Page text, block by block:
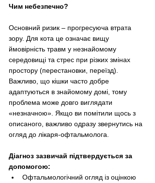
Чим небезпечно?
Основний ризик – прогресуюча втрата
зору. Для кота це означає вищу
ймовірність травм у незнайомому
середовищі та стрес при різких змінах
простору (перестановки, переїзд).
Важливо, що кішки часто добре
адаптуються в знайомому домі, тому
проблема може довго виглядати
«незначною». Якщо ви помітили щось з
описаного, важливо одразу звернутись на
огляд до лікаря-офтальмолога.
Діагноз зазвичай підтвердується за
допомогою:
Офтальмологічний огляд із оцінкою